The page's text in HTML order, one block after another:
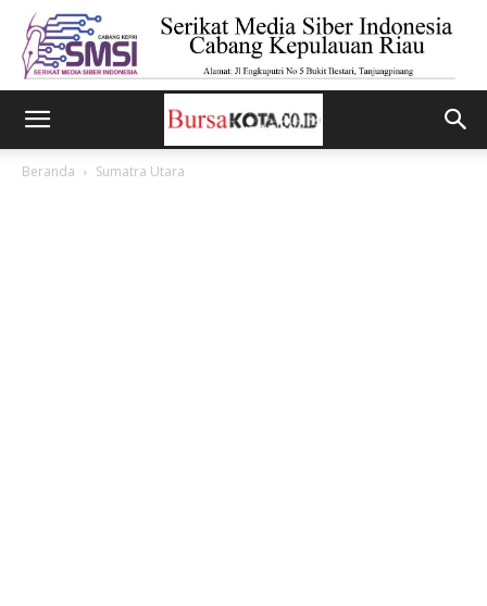
Beranda Sumatra Utara